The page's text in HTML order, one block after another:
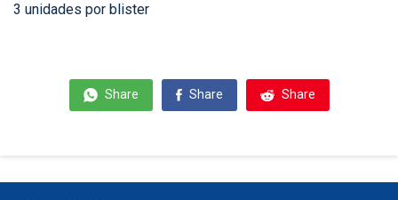
3 unidades por blister
Share Share Share